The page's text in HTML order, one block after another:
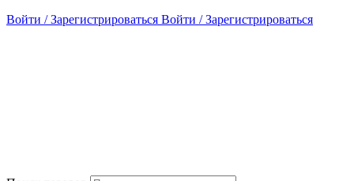
Войти / Зарегистрироваться Войти / Зарегистрироваться